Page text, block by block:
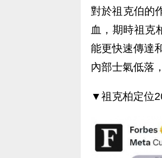
對於祖克伯的
血，期時祖克
能更快速傳達
內部士氣低落
▼祖克柏定位